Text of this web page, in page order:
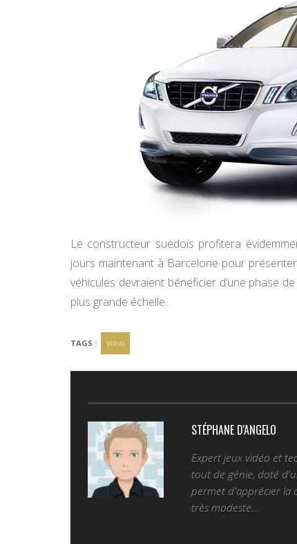
Le constructeur suédois profitera
jours maintenant à Barcelone pour
véhicules devraient bénéficier d’une phase
plus grande échelle.
TAGS : Volvo
STÉPHANE D'ANGELO
Expert jeux vidéo et
tout de génie, doté
permet d'apprécier la
très modeste...